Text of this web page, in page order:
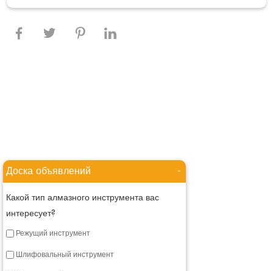
Доска объявлений -
Какой тип алмазного инструмента вас
интересует?
Режущий инструмент
Шлифовальный инструмент